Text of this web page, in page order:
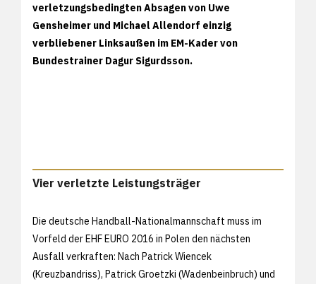
verletzungsbedingten Absagen von Uwe
Gensheimer und Michael Allendorf einzig
verbliebener Linksaußen im EM-Kader von
Bundestrainer Dagur Sigurdsson.
Vier verletzte Leistungsträger
Die deutsche Handball-Nationalmannschaft muss im
Vorfeld der EHF EURO 2016 in Polen den nächsten
Ausfall verkraften: Nach Patrick Wiencek
(Kreuzbandriss), Patrick Groetzki (Wadenbeinbruch) und